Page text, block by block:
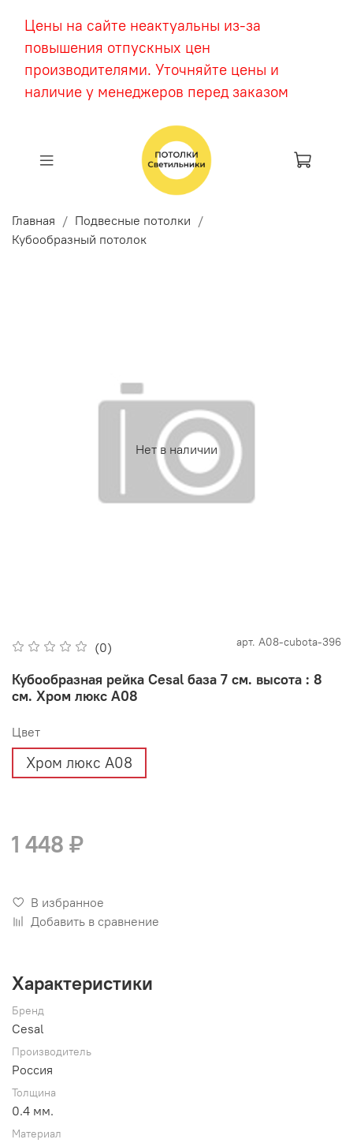
Цены на сайте неактуальны из-за
повышения отпускных цен
производителями. Уточняйте цены и
наличие у менеджеров перед заказом
Главная
Подвесные потолки
Кубообразный потолок
Нет в наличии
(0) арт. А08-cubota-396
Кубообразная рейка Cesal база 7 см. высота : 8
см. Хром люкс А08
Цвет
Хром люкс А08
1 448 ₽
В избранное
Добавить в сравнение
Характеристики
Бренд
Cesal
Производитель
Россия
Толщина
0.4 мм.
Материал